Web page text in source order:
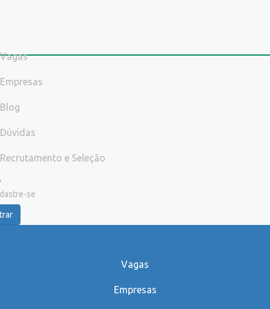
Vagas
Empresas
Blog
Dúvidas
Recrutamento e Seleção
se
Vagas
Empresas